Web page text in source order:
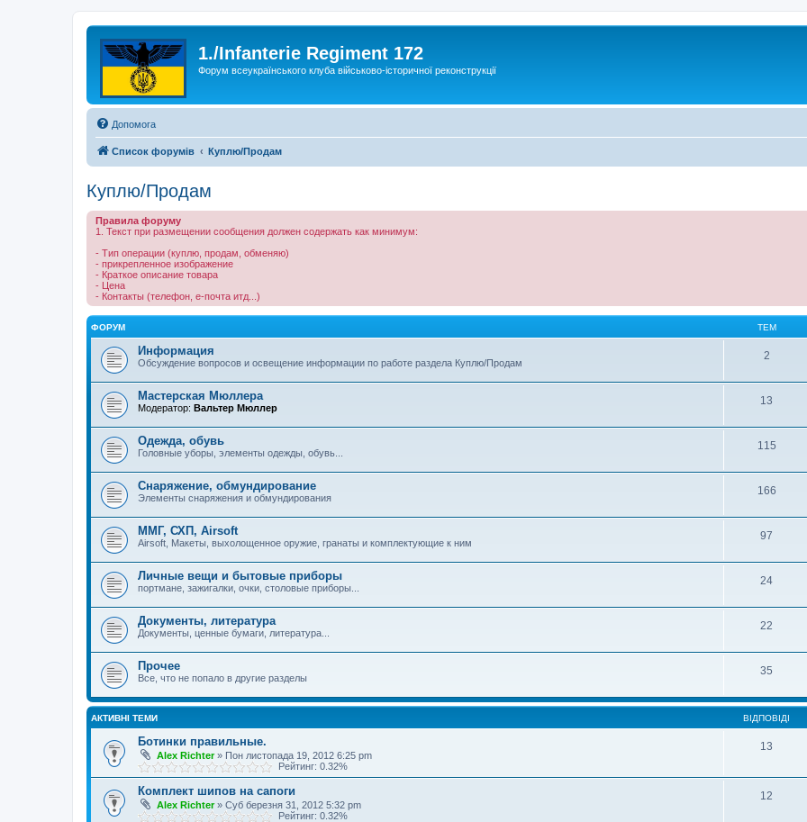
1./Infanterie Regiment 172
Форум всеукраїнського клуба військово-історичної реконструкції
Допомога
Список форумів Куплю/Продам
Куплю/Продам
Правила форуму
1. Текст при размещении сообщения должен содержать как минимум:
- Тип операции (куплю, продам, обменяю)
- прикрепленное изображение
- Краткое описание товара
- Цена
- Контакты (телефон, е-почта итд...)
ФОРУМ ТЕМ
Информация
Обсуждение вопросов и освещение информации по работе раздела Куплю/Продам
2
Мастерская Мюллера
Модератор: Вальтер Мюллер
13
Одежда, обувь
Головные уборы, элементы одежды, обувь...
115
Снаряжение, обмундирование
Элементы снаряжения и обмундирования
166
ММГ, СХП, Airsoft
Airsoft, Макеты, выхолощенное оружие, гранаты и комплектующие к ним
97
Личные вещи и бытовые приборы
портмане, зажигалки, очки, столовые приборы...
24
Документы, литература
Документы, ценные бумаги, литература...
22
Прочее
Все, что не попало в другие разделы
35
АКТИВНІ ТЕМИ ВІДПОВІДІ
Ботинки правильные.
Alex Richter» Пон листопада 19, 2012 6:25 pm
Рейтинг: 0.32%
13
Комплект шипов на сапоги
Alex Richter» Суб березня 31, 2012 5:32 pm
Рейтинг: 0.32%
12